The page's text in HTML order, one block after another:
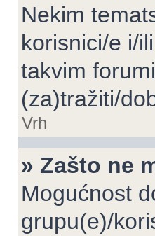
Nekim
korisnici/e i/
takvim
(za)tražiti/
Vrh
» Zašto ne
Mogućnost
grupu(e)/